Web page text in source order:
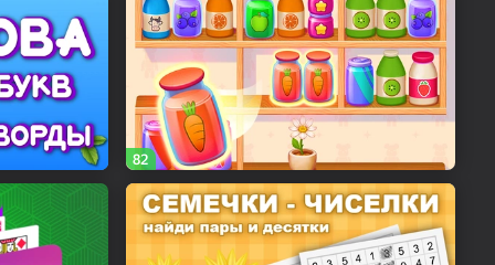
82